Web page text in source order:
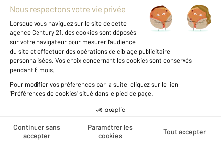
À propos
International
Nous contacter
Données personnelles
Gestionnaire des cookies